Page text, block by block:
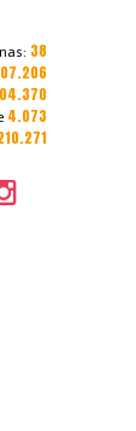
38
4.073